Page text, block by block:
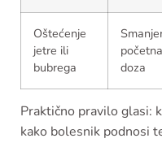
Oštećenje
jetre ili
bubrega
početna
doza
Praktično pravilo glasi:
kako bolesnik podnosi